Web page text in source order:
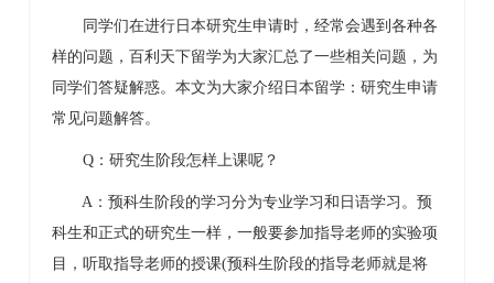
同学们在进行日本研究生申请时，经常会遇到各种各
样的问题，百利天下留学为大家汇总了一些相关问题，为
同学们答疑解惑。本文为大家介绍 日本留学：研究生申请
常见问题解答。
Q：研究生阶段怎样上课呢？
A：预科生阶段的学习分为专业学习和日语学习。预
科生和正式的研究生一样，一般要参加指导老师的实验项
目，听取指导老师的授课(预科生阶段的指导老师就是将